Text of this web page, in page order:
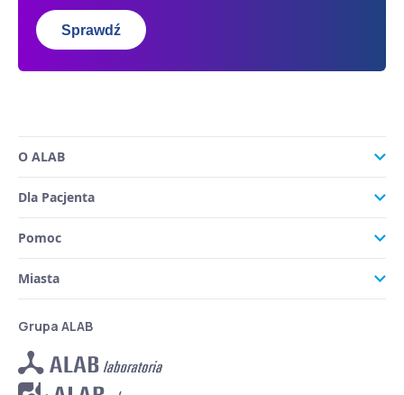
Sprawdź
O ALAB
Dla Pacjenta
Pomoc
Miasta
Grupa ALAB